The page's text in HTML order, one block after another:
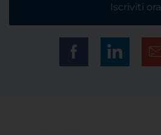
Iscriviti ora